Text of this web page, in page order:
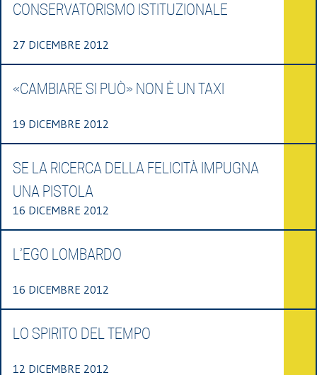
CONSERVATORISMO ISTITUZIONALE
27 DICEMBRE 2012
«CAMBIARE SI PUÒ» NON È UN TAXI
19 DICEMBRE 2012
SE LA RICERCA DELLA FELICITÀ IMPUGNA
UNA PISTOLA
16 DICEMBRE 2012
L’EGO LOMBARDO
16 DICEMBRE 2012
LO SPIRITO DEL TEMPO
12 DICEMBRE 2012